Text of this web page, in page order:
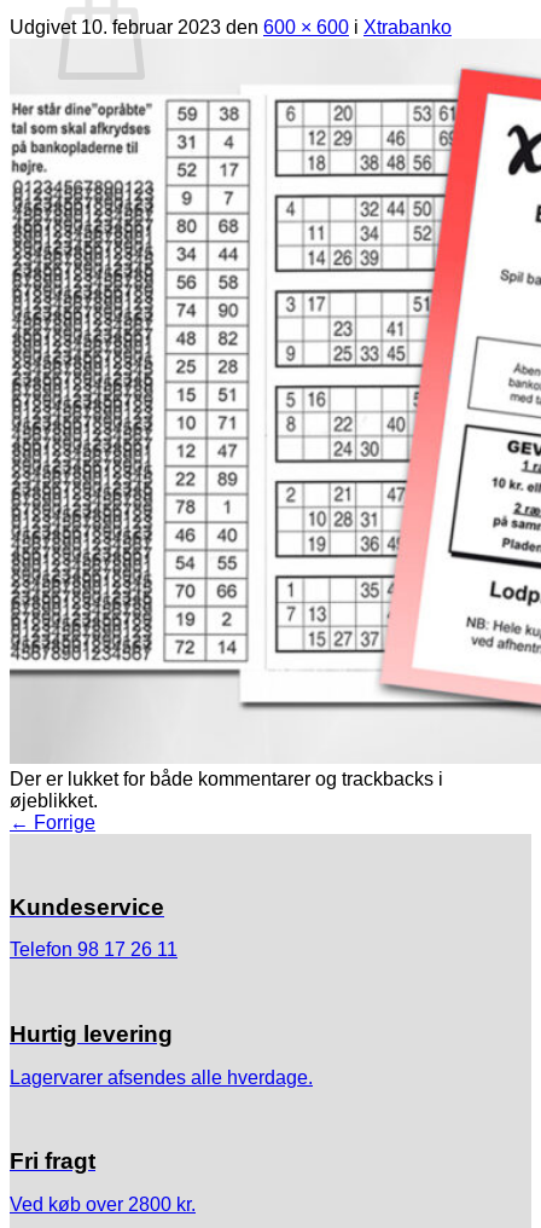
Ingen varer i kurven.
Tilbage til shoppen
Udgivet 10. februar 2023 den 600 × 600 i Xtrabanko
Der er lukket for både kommentarer og trackbacks i
øjeblikket.
← Forrige
Kundeservice
Telefon 98 17 26 11
Hurtig levering
Lagervarer afsendes alle hverdage.
Fri fragt
Ved køb over 2800 kr.